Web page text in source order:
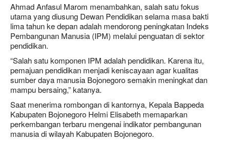
Ahmad Anfasul Marom menambahkan, salah satu fokus
utama yang diusung Dewan Pendidikan selama masa bakti
lima tahun ke depan adalah mendorong peningkatan Indeks
Pembangunan Manusia (IPM) melalui penguatan di sektor
pendidikan.
“Salah satu komponen IPM adalah pendidikan. Karena itu,
pemajuan pendidikan menjadi keniscayaan agar kualitas
sumber daya manusia Bojonegoro semakin meningkat dan
mampu bersaing,” katanya.
Saat menerima rombongan di kantornya, Kepala Bappeda
Kabupaten Bojonegoro Helmi Elisabeth memaparkan
perkembangan terbaru mengenai indikator pembangunan
manusia di wilayah Kabupaten Bojonegoro.